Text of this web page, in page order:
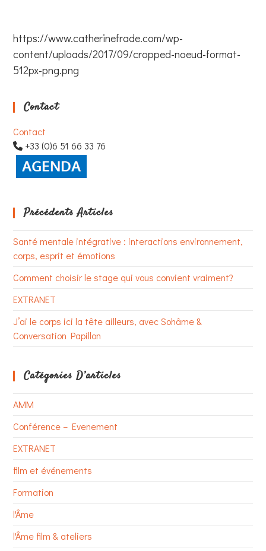
https://www.catherinefrade.com/wp-
content/uploads/2017/09/cropped-noeud-format-
512px-png.png
Contact
Contact
+33 (0)6 51 66 33 76
Précédents Articles
Santé mentale intégrative : interactions environnement,
corps, esprit et émotions
Comment choisir le stage qui vous convient vraiment?
EXTRANET
J’ai le corps ici la tête ailleurs, avec Sohâme &
Conversation Papillon
Catégories D’articles
AMM
Conférence – Evenement
EXTRANET
film et événements
Formation
l'Âme
l'Âme film & ateliers